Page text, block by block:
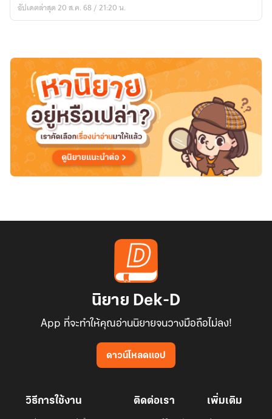
อัปเดตล่าสุด 20 ส.ค. 68 / 21:20 น.
นิยาย Dek-D
App ที่จะทำให้คุณอ่านนิยายจนวางมือถือไม่ลง!
ดาวน์โหลดแอป
วิธีการใช้งาน ติดต่อเรา เพิ่มเติม